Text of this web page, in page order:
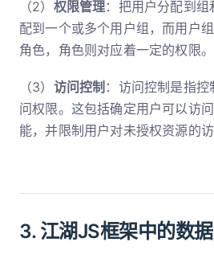
（2） 权限管理：把用户分配到
配到一个或多个用户组，而用户
角色，角色则对应着一定的权限。
（3） 访问控制 ：访问控制是指
问权限。这包括确定用户可以访
能，并限制用户对未授权资源的访
3. 江湖JS框架中的数